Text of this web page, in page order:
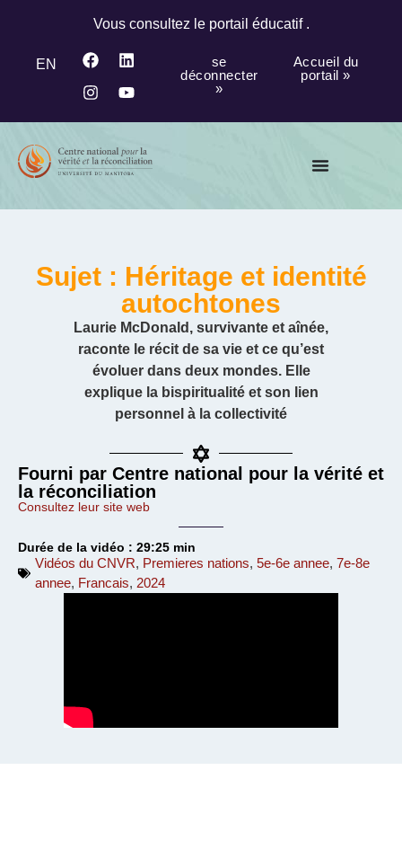
Vous consultez le portail éducatif .
EN
se
déconnecter
»
Accueil du
portail »
Sujet : Héritage et identité
autochtones
Laurie McDonald, survivante et aînée,
raconte le récit de sa vie et ce qu’est
évoluer dans deux mondes. Elle
explique la bispiritualité et son lien
personnel à la collectivité
Fourni par Centre national pour la vérité et
la réconciliation
Consultez leur site web
Durée de la vidéo : 29:25 min
Vidéos du CNVR, Premieres nations, 5e-6e annee, 7e-8e
annee, Francais, 2024